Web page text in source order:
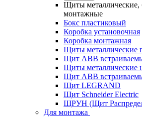
Щиты металлические,
монтажные
Бокс пластиковый
Коробка установочная
Коробка монтажная
Щиты металлические
Щит ABB
Щиты металлические
Щит ABB
Щит LEGRAND
Щит Schneider Electric
ЩРУН (Щит
Для монтажа